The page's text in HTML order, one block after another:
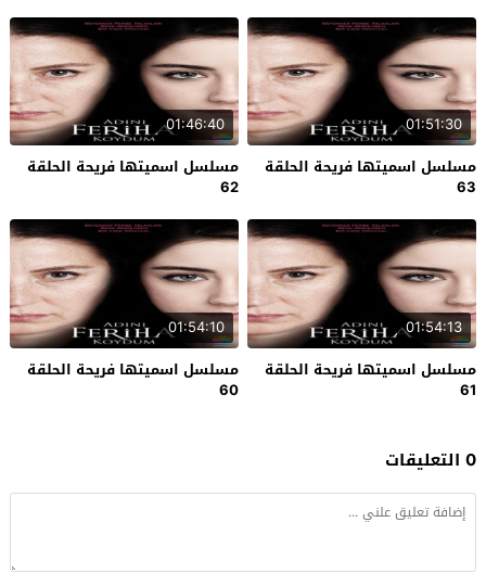
01:51:30
مسلسل اسميتها فريحة الحلقة
63
01:46:40
مسلسل اسميتها فريحة الحلقة
62
01:54:13
مسلسل اسميتها فريحة الحلقة
61
01:54:10
مسلسل اسميتها فريحة الحلقة
60
0 التعليقات